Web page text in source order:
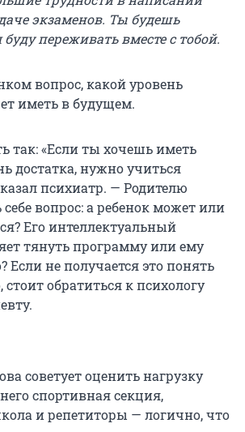
экзаменов. Ты будешь
переживать вместе с тобой.
вопрос, какой уровень
иметь в будущем.
так: «Если ты хочешь иметь
достатка, нужно учиться
психиатр. — Родителю
вопрос: а ребенок может или
Его интеллектуальный
тянуть программу или ему
Если не получается это понять
стоит обратиться к психологу
советует оценить нагрузку
спортивная секция,
и репетиторы — логично, что